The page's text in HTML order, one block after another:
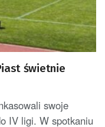
świetnie
swoje
IV ligi. W spotkaniu